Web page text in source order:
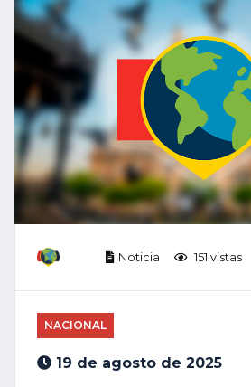
Noticia 151 vistas
NACIONAL
19 de agosto de 2025